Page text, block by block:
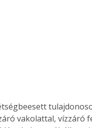
vakolattal, vízzáró